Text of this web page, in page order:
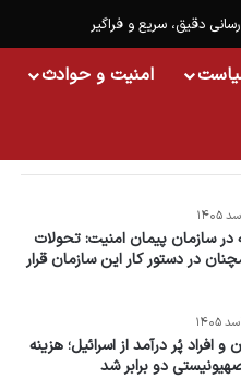
دقیق، سریع و فراگیر
امنیت و حوادث
در سازمان پیمان امنیت: تحولات
در دستور کار این سازمان قرار
افراد پُر درآمد از اسرائیل؛ هزینه
دو برابر شد